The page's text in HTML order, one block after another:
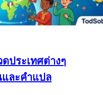
ประเทศต่างๆ
และคำแปล